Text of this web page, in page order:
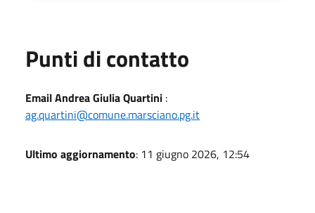
Punti di contatto
Email Andrea Giulia Quartini :
ag.quartini@comune.marsciano.pg.it
Ultimo aggiornamento: 11 giugno 2026, 12:54